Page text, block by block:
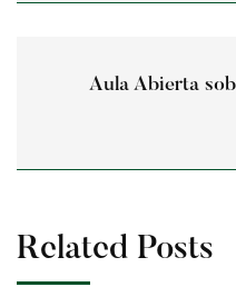
Aula Abierta
Related Posts